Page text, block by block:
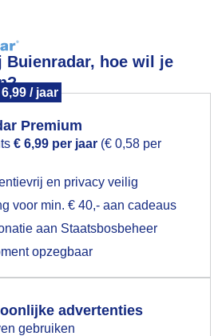
Buienradar, hoe wil je
/ jaar
Premium
€ 6,99 per jaar (€ 0,58 per
en privacy veilig
voor min. € 40,- aan cadeaus
aan Staatsbosbeheer
opzegbaar
advertenties
gebruiken
Weerzine
je locatie gebruiken voor
het weer?
nog geen akkoord op hebt
er zo een pop-up uit
waarin deze toestemming
gevraagd wordt.